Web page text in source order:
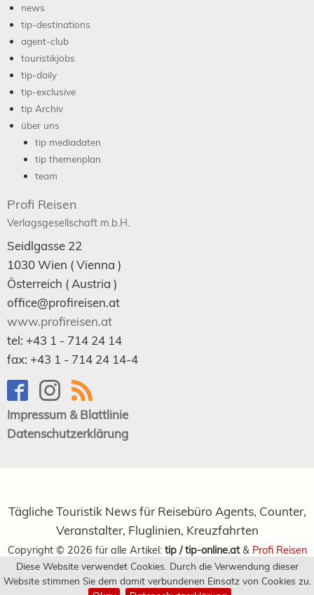
Diese Website verwendet Cookies. Durch die Verwendung dieser
Website stimmen Sie dem damit verbundenen Einsatz von Cookies zu.
news
tip-destinations
agent-club
touristikjobs
tip-daily
tip-exclusive
tip Archiv
über uns
tip mediadaten
tip themenplan
team
Profi Reisen
Verlagsgesellschaft m.b.H.
Seidlgasse 22
1030Wien ( Vienna )
Österreich ( Austria )
office@profireisen.at
www.profireisen.at
tel: +43 1 - 714 24 14
fax: +43 1 - 714 24 14-4
Impressum & Blattlinie
Datenschutzerklärung
Tägliche Touristik News für Reisebüro Agents, Counter,
Veranstalter, Fluglinien, Kreuzfahrten
Copyright © 2026 für alle Artikel: tip / tip-online.at& Profi Reisen
Verlagsgesellschaft m.b.H.